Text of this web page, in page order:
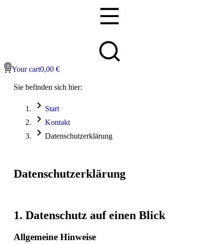
Your cart0,00 €
Sie befinden sich hier:
Start
Kontakt
Datenschutzerklärung
Datenschutzerklärung
1. Datenschutz auf einen Blick
Allgemeine Hinweise